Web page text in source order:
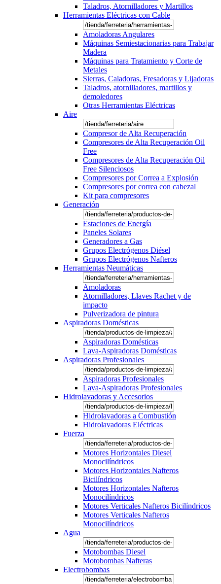
Taladros, Atornilladores y Martillos
Herramientas Eléctricas con Cable
Amoladoras Angulares
Máquinas Semiestacionarias para Trabajar
Madera
Máquinas para Tratamiento y Corte de
Metales
Sierras, Caladoras, Fresadoras y Lijadoras
Taladros, atornilladores, martillos y
demoledores
Otras Herramientas Eléctricas
Aire
Compresor de Alta Recuperación
Compresores de Alta Recuperación Oil
Free
Compresores de Alta Recuperación Oil
Free Silenciosos
Compresores por Correa a Explosión
Compresores por correa con cabezal
Kit para compresores
Generación
Estaciones de Energía
Paneles Solares
Generadores a Gas
Grupos Electrógenos Diésel
Grupos Electrógenos Nafteros
Herramientas Neumáticas
Amoladoras
Atornilladores, Llaves Rachet y de
impacto
Pulverizadora de pintura
Aspiradoras Domésticas
Aspiradoras Domésticas
Lava-Aspiradoras Domésticas
Aspiradoras Profesionales
Aspiradoras Profesionales
Lava-Aspiradoras Profesionales
Hidrolavadoras y Accesorios
Hidrolavadoras a Combustión
Hidrolavadoras Eléctricas
Fuerza
Motores Horizontales Diesel
Monocilíndricos
Motores Horizontales Nafteros
Bicilíndricos
Motores Horizontales Nafteros
Monocilíndricos
Motores Verticales Nafteros Bicilíndricos
Motores Verticales Nafteros
Monocilíndricos
Agua
Motobombas Diesel
Motobombas Nafteras
Electrobombas